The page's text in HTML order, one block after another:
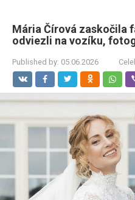
Mária Čírová zaskočila
odviezli na vozíku,
Published by: 05.06.2026